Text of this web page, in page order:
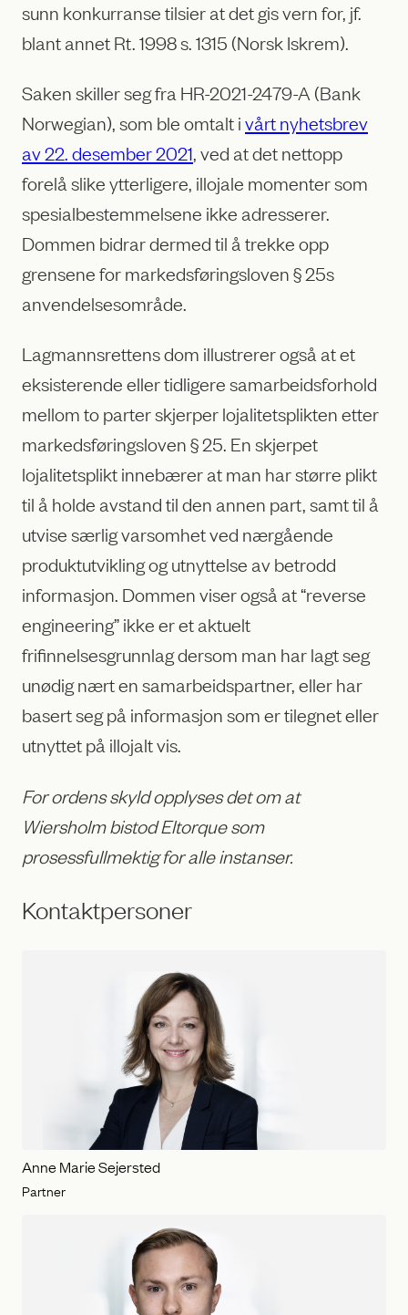
sunn konkurranse tilsier at det gis vern for, jf.
blant annet Rt. 1998 s. 1315 (Norsk Iskrem).
Saken skiller seg fra HR-2021-2479-A (Bank
Norwegian), som ble omtalt ivårt nyhetsbrev
av 22. desember 2021 , ved at det nettopp
forelå slike ytterligere, illojale momenter som
spesialbestemmelsene ikke adresserer.
Dommen bidrar dermed til å trekke opp
grensene for markedsføringsloven § 25s
anvendelsesområde.
Lagmannsrettens dom illustrerer også at et
eksisterende eller tidligere samarbeidsforhold
mellom to parter skjerper lojalitetsplikten etter
markedsføringsloven § 25. En skjerpet
lojalitetsplikt innebærer at man har større plikt
til å holde avstand til den annen part, samt til å
utvise særlig varsomhet ved nærgående
produktutvikling og utnyttelse av betrodd
informasjon. Dommen viser også at “reverse
engineering” ikke er et aktuelt
frifinnelsesgrunnlag dersom man har lagt seg
unødig nært en samarbeidspartner, eller har
basert seg på informasjon som er tilegnet eller
utnyttet på illojalt vis.
For ordens skyld opplyses det om at
Wiersholm bistod Eltorque som
prosessfullmektig for alle instanser.
Kontaktpersoner
Anne Marie Sejersted
Partner